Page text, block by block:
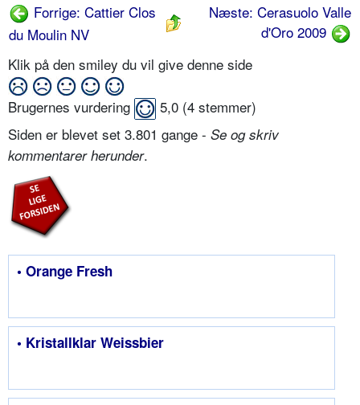
Forrige: Cattier Clos
du Moulin NV
Næste: Cerasuolo Valle
d'Oro 2009
Klik på den smiley du vil give denne side
Brugernes vurdering 5,0 (4 stemmer)
Siden er blevet set 3.801 gange - Se og skriv
kommentarer herunder.
• Orange Fresh
• Kristallklar Weissbier